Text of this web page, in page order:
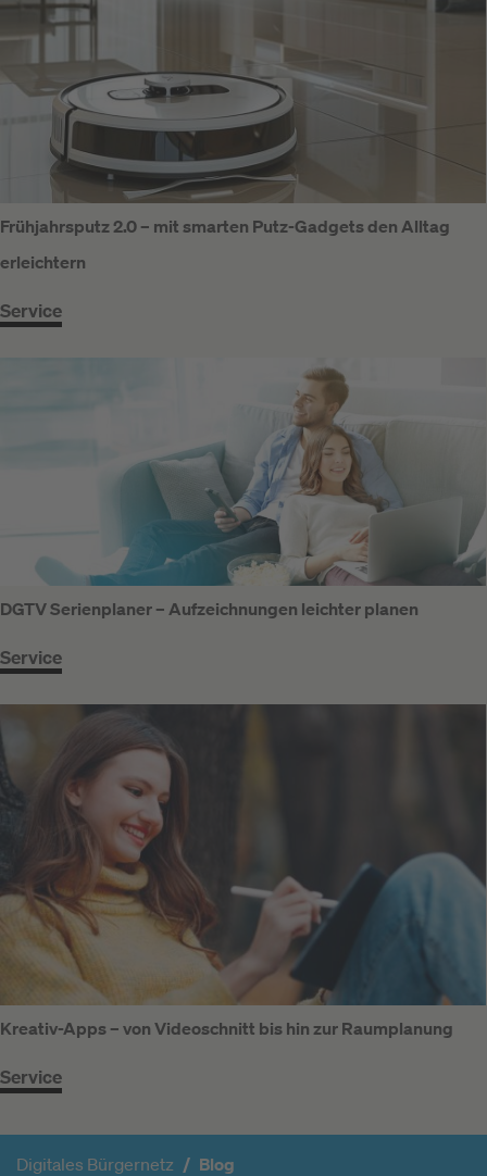
Frühjahrsputz 2.0 – mit smarten Putz-Gadgets den Alltag
erleichtern
Service
DGTV Serienplaner – Aufzeichnungen leichter planen
Service
Kreativ-Apps – von Videoschnitt bis hin zur Raumplanung
Service
Digitales Bürgernetz Blog